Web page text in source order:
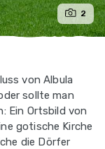
2
von Albula
sollte man
Ein Ortsbild von
gotische Kirche
die Dörfer